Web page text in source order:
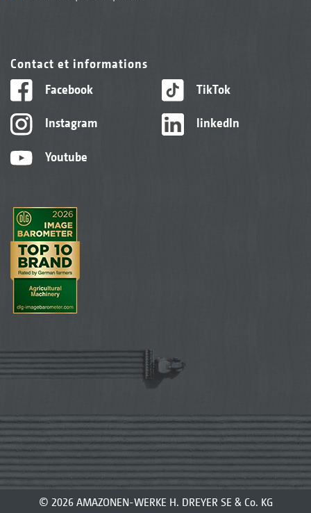
Contact et informations
Facebook
Instagram
Youtube
TikTok
linkedIn
© 2026 AMAZONEN-WERKE H. DREYER SE & Co. KG